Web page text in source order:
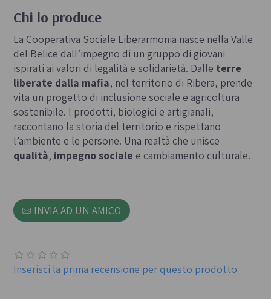
Chi lo produce
La Cooperativa Sociale Liberarmonia nasce nella Valle
del Belice dall’impegno di un gruppo di giovani
ispirati ai valori di legalità e solidarietà. Dalle terre
liberate dalla mafia, nel territorio di Ribera, prende
vita un progetto di inclusione sociale e agricoltura
sostenibile. I prodotti, biologici e artigianali,
raccontano la storia del territorio e rispettano
l’ambiente e le persone. Una realtà che unisce
qualità, impegno sociale e cambiamento culturale.
INVIA AD UN AMICO
Inserisci la prima recensione per questo prodotto